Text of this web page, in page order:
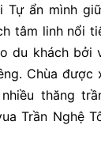
Tự ẩn mình
tâm linh nổi
du khách bởi
Chùa được
thăng
Trần Nghệ